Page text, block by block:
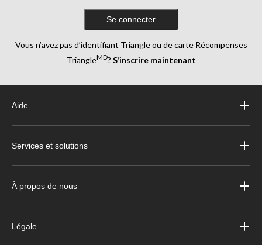
Se connecter
Vous n’avez pas d’identifiant Triangle ou de carte Récompenses
TriangleMD? S’inscrire maintenant
Aide
Services et solutions
À propos de nous
Légale